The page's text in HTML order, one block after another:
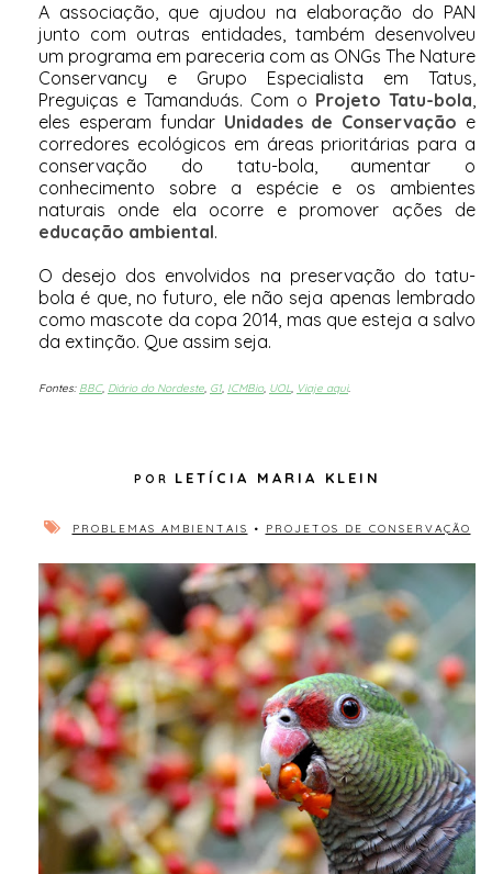
A associação, que ajudou na elaboração do PAN
junto com outras entidades, também desenvolveu
um programa em pareceria com as ONGs The Nature
Conservancy e Grupo Especialista em Tatus,
Preguiças e Tamanduás. Com o Projeto Tatu-bola,
eles esperam fundar Unidades de Conservação e
corredores ecológicos em áreas prioritárias para a
conservação do tatu-bola, aumentar o
conhecimento sobre a espécie e os ambientes
naturais onde ela ocorre e promover ações de
educação ambiental.
O desejo dos envolvidos na preservação do tatu-
bola é que, no futuro, ele não seja apenas lembrado
como mascote da copa 2014, mas que esteja a salvo
da extinção. Que assim seja.
Fontes: BBC, Diário do Nordeste, G1, ICMBio, UOL, Viaje aqui.
LETÍCIA MARIA KLEIN
PROBLEMAS AMBIENTAIS • PROJETOS DE CONSERVAÇÃO